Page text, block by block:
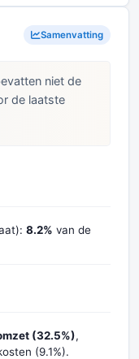
Samenvatting
niet de
de laatste
8.2% van de
(32.5%),
(9.1%).